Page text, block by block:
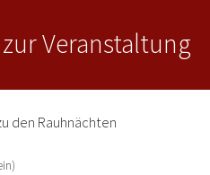
Veranstaltung
den Rauhnächten